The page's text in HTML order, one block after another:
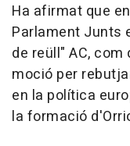
Ha afirmat que
Parlament Junts
de reüll" AC,
moció per
en la política
la formació